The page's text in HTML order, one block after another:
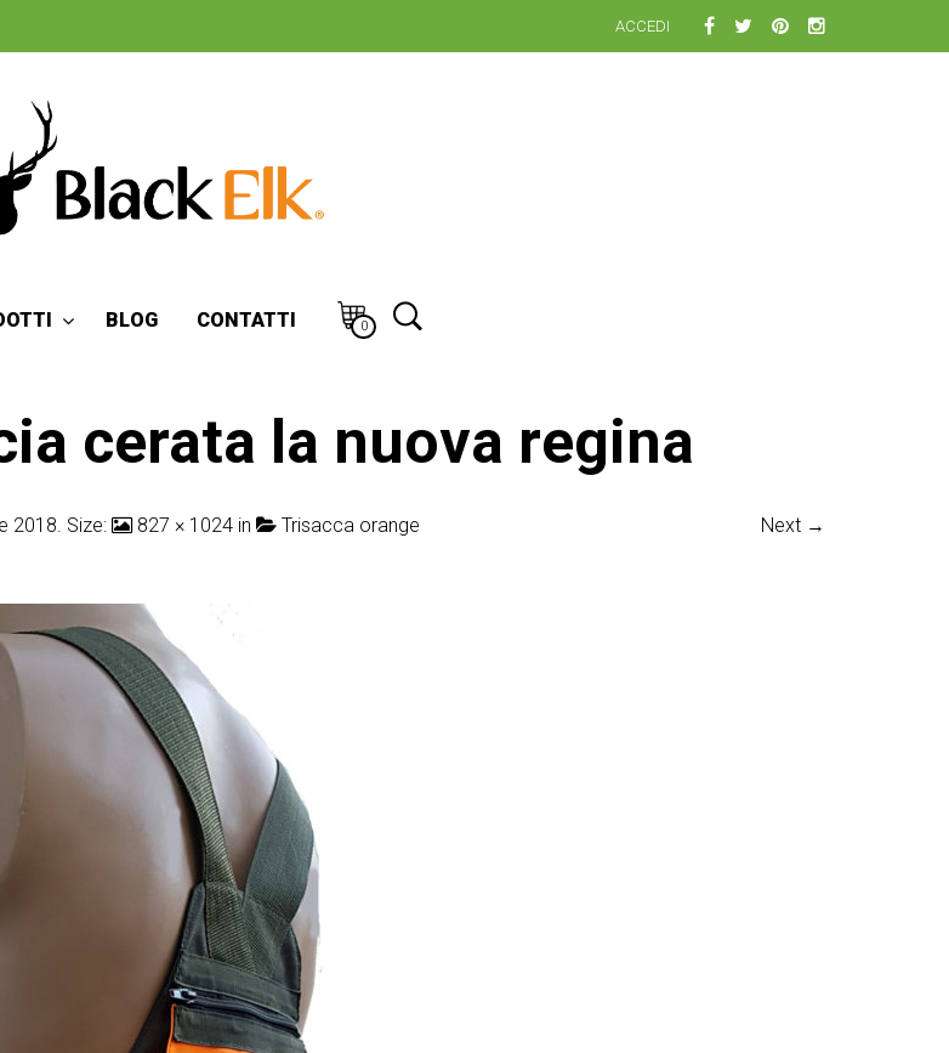
ACCEDI
BLOG CONTATTI 0
cerata la nuova regina
2018 . Size: 827 × 1024in Trisacca orange Next →